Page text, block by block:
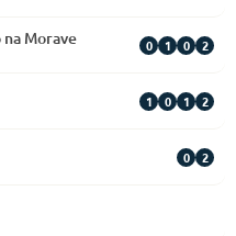
Morave 0 1 0 2
1 0 1 2
0 2